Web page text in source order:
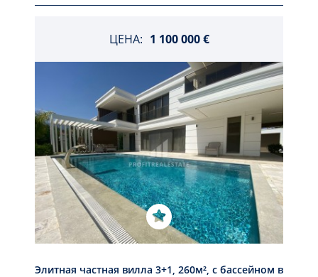
ЦЕНА: 1 100 000 €
Элитная частная вилла 3+1, 260м², с бассейном в